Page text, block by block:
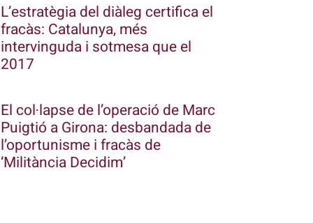
L’estratègia del diàleg certifica el
fracàs: Catalunya, més
intervinguda i sotmesa que el
2017
El col·lapse de l’operació de Marc
Puigtió a Girona: desbandada de
l’oportunisme i fracàs de
‘Militància Decidim’